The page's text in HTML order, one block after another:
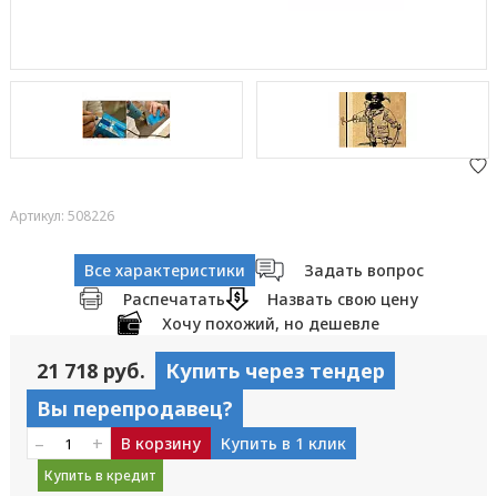
Артикул: 508226
Все характеристики
Задать вопрос
Распечатать
Назвать свою цену
Хочу похожий, но дешевле
21 718 руб.
Купить через тендер
Вы перепродавец?
– + В корзину Купить в 1 клик
Купить в кредит